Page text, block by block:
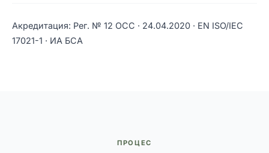
Акредитация: Рег. № 12 ОСС · 24.04.2020 · EN ISO/IEC
17021-1 · ИА БСА
ПРОЦЕС